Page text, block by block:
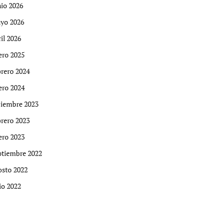
2026
2026
2026
2025
2024
2024
2023
2023
2023
2022
2022
2022